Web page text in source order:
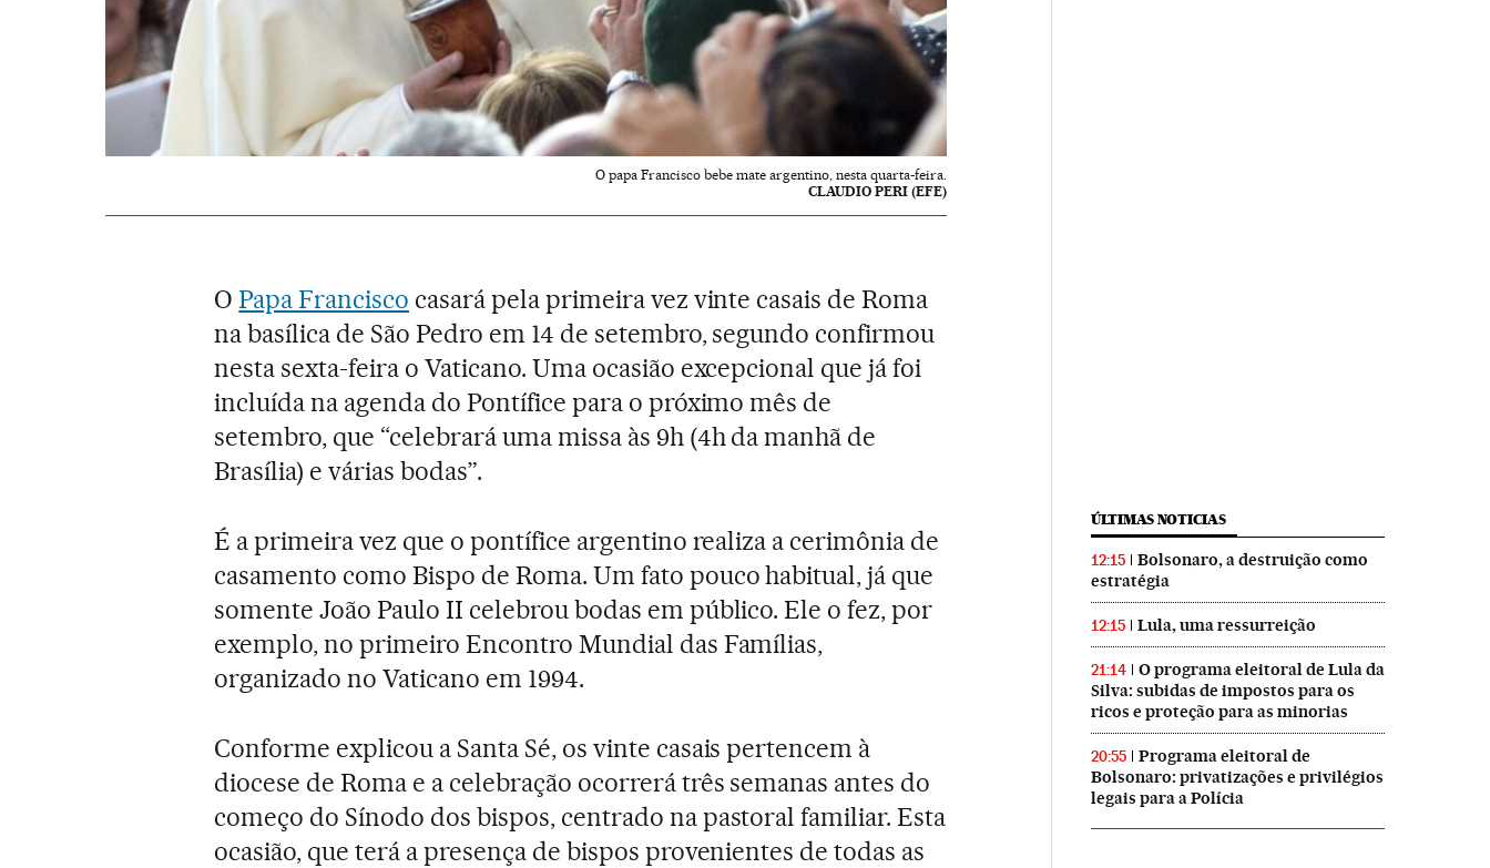
O papa Francisco bebe mate argentino, nesta quarta-feira.
CLAUDIO PERI (EFE)
OPapa Francisco casará pela primeira vez vinte casais de Roma
na basílica de São Pedro em 14 de setembro, segundo confirmou
nesta sexta-feira o Vaticano. Uma ocasião excepcional que já foi
incluída na agenda do Pontífice para o próximo mês de
setembro, que “celebrará uma missa às 9h (4h da manhã de
Brasília) e várias bodas”.
É a primeira vez que o pontífice argentino realiza a cerimônia de
casamento como Bispo de Roma. Um fato pouco habitual, já que
somente João Paulo II celebrou bodas em público. Ele o fez, por
exemplo, no primeiro Encontro Mundial das Famílias,
organizado no Vaticano em 1994.
Conforme explicou a Santa Sé, os vinte casais pertencem à
diocese de Roma e a celebração ocorrerá três semanas antes do
começo do Sínodo dos bispos, centrado na pastoral familiar. Esta
ocasião, que terá a presença de bispos provenientes de todas as
ÚLTIMAS NOTICIAS
12:15
Bolsonaro, a destruição como
estratégia
12:15 Lula, uma ressurreição
21:14
O programa eleitoral de Lula da
Silva: subidas de impostos para os
ricos e proteção para as minorias
20:55
Programa eleitoral de
Bolsonaro: privatizações e privilégios
legais para a Polícia